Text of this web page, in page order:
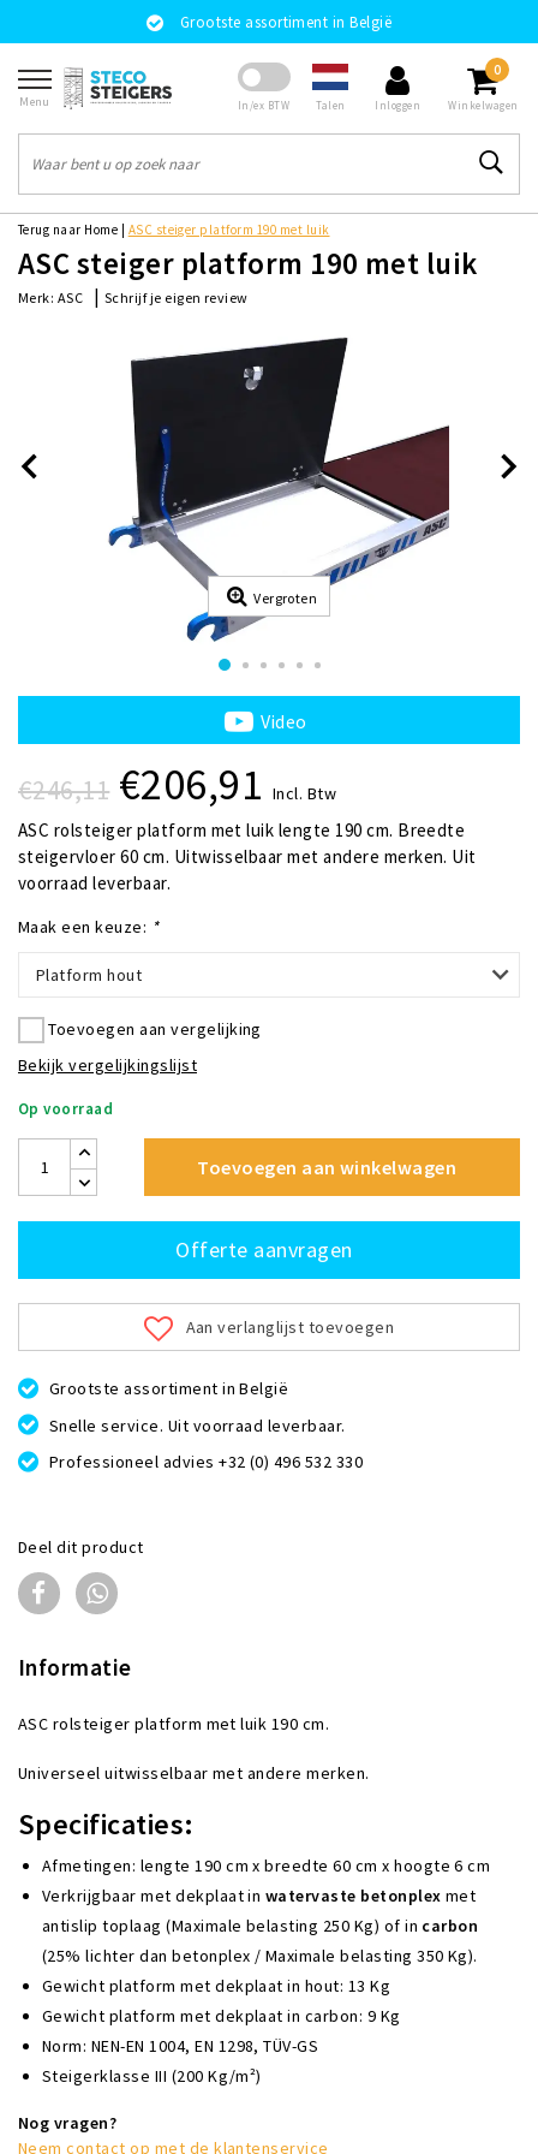
Grootste assortiment in België
Menu In/ex BTW Talen Inloggen
0
Winkelwagen
Terug naar Home ASC steiger platform 190 met luik
ASC steiger platform 190 met luik
Merk: ASC | Schrijf je eigen review
Vergroten
Video
€246,11 €206,91 Incl. Btw
ASC rolsteiger platform met luik lengte 190 cm. Breedte
steigervloer 60 cm. Uitwisselbaar met andere merken. Uit
voorraad leverbaar.
Maak een keuze: *
Platform hout
Toevoegen aan vergelijking
Bekijk vergelijkingslijst
Op voorraad
Toevoegen aan winkelwagen
Offerte aanvragen
Aan verlanglijst toevoegen
Grootste assortiment in België
Snelle service. Uit voorraad leverbaar.
Professioneel advies +32 (0) 496 532 330
Deel dit product
Informatie
ASC rolsteiger platform met luik 190 cm.
Universeel uitwisselbaar met andere merken.
Specificaties:
Afmetingen: lengte 190 cm x breedte 60 cm x hoogte 6 cm
Verkrijgbaar met dekplaat in watervaste betonplex met
antislip toplaag (Maximale belasting 250 Kg) of in carbon
(25% lichter dan betonplex / Maximale belasting 350 Kg).
Gewicht platform met dekplaat in hout: 13 Kg
Gewicht platform met dekplaat in carbon: 9 Kg
Norm: NEN-EN 1004, EN 1298, TÜV-GS
Steigerklasse III (200 Kg/m²)
Nog vragen?
Neem contact op met de klantenservice